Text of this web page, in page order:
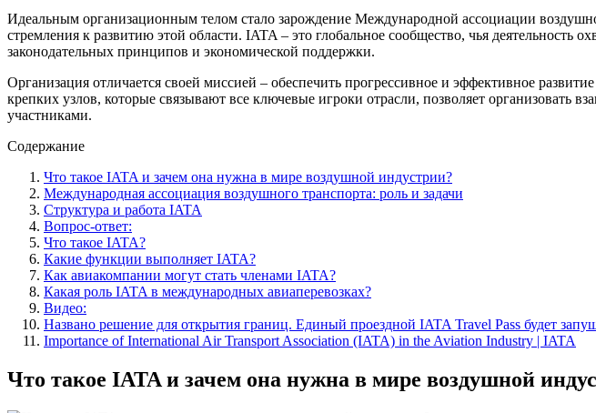
Идеальным организационным телом стало зарождение Международной ассоциации
стремления к развитию этой области. IATA – это глобальное сообщество, чья деятельность
законодательных принципов и экономической поддержки.
Организация отличается своей миссией – обеспечить прогрессивное и эффективное
крепких узлов, которые связывают все ключевые игроки отрасли, позволяет
участниками.
Содержание
Что такое IATA и зачем она нужна в мире воздушной индустрии?
Международная ассоциация воздушного транспорта: роль и задачи
Структура и работа IATA
Вопрос-ответ:
Что такое IATA?
Какие функции выполняет IATA?
Как авиакомпании могут стать членами IATA?
Какая роль IATA в международных авиаперевозках?
Видео:
Названо решение для открытия границ. Единый проездной IATA Travel Pass будет
Importance of International Air Transport Association (IATA) in the Aviation Industry | IATA
Что такое IATA и зачем она нужна в мире воздушной